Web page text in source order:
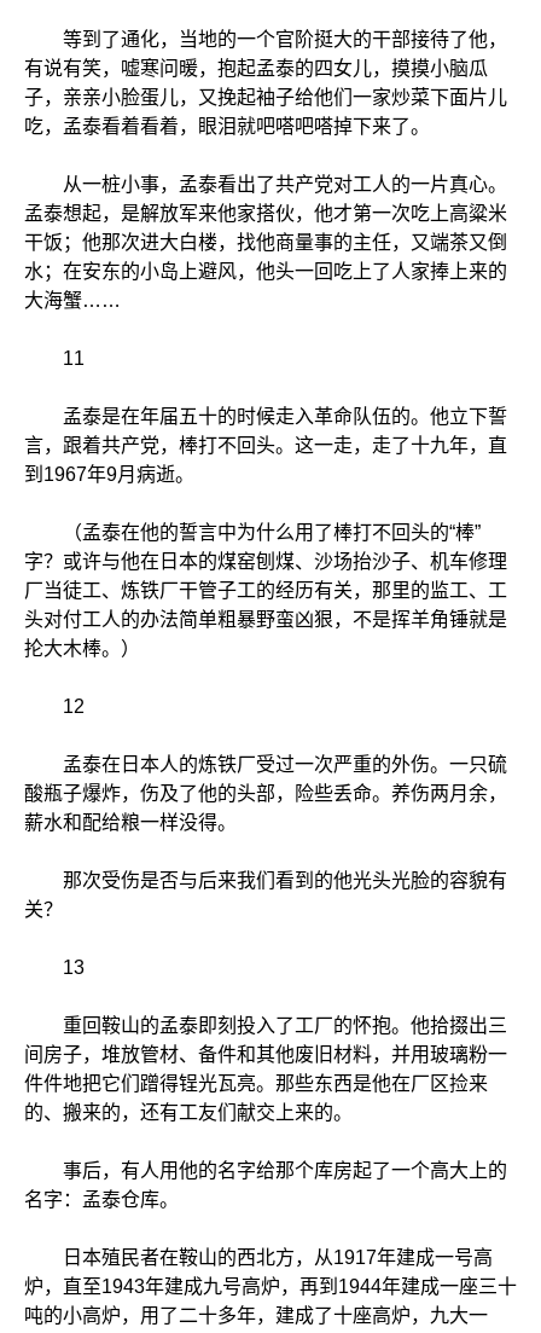
等到了通化，当地的一个官阶挺大的干部接待了他，
有说有笑，嘘寒问暖，抱起孟泰的四女儿，摸摸小脑瓜
子，亲亲小脸蛋儿，又挽起袖子给他们一家炒菜下面片儿
吃，孟泰看着看着，眼泪就吧嗒吧嗒掉下来了。
从一桩小事，孟泰看出了共产党对工人的一片真心。
孟泰想起，是解放军来他家搭伙，他才第一次吃上高粱米
干饭；他那次进大白楼，找他商量事的主任，又端茶又倒
水；在安东的小岛上避风，他头一回吃上了人家捧上来的
大海蟹……
11
孟泰是在年届五十的时候走入革命队伍的。他立下誓
言，跟着共产党，棒打不回头。这一走，走了十九年，直
到1967年9月病逝。
（孟泰在他的誓言中为什么用了棒打不回头的“棒”
字？或许与他在日本的煤窑刨煤、沙场抬沙子、机车修理
厂当徒工、炼铁厂干管子工的经历有关，那里的监工、工
头对付工人的办法简单粗暴野蛮凶狠，不是挥羊角锤就是
抡大木棒。）
12
孟泰在日本人的炼铁厂受过一次严重的外伤。一只硫
酸瓶子爆炸，伤及了他的头部，险些丢命。养伤两月余，
薪水和配给粮一样没得。
那次受伤是否与后来我们看到的他光头光脸的容貌有
关？
13
重回鞍山的孟泰即刻投入了工厂的怀抱。他拾掇出三
间房子，堆放管材、备件和其他废旧材料，并用玻璃粉一
件件地把它们蹭得锃光瓦亮。那些东西是他在厂区捡来
的、搬来的，还有工友们献交上来的。
事后，有人用他的名字给那个库房起了一个高大上的
名字：孟泰仓库。
日本殖民者在鞍山的西北方，从1917年建成一号高
炉，直至1943年建成九号高炉，再到1944年建成一座三十
吨的小高炉，用了二十多年，建成了十座高炉，九大一